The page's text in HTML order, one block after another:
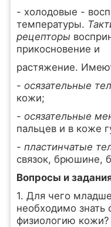
- холодовые -
температуры.
рецепторы
прикосновение и
растяжение.
- осязательные
кожи;
- осязательные
пальцев и в коже
- пластинчатые
связок, брюшине,
Вопросы и
1. Для чего
необходимо знать
физиологию кожи?